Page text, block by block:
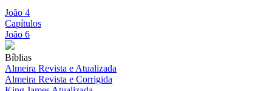
João 4
Capítulos
João 6
Bíblias
Almeira Revista e Atualizada
Almeira Revista e Corrigida